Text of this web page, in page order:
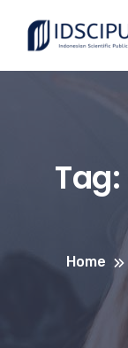
Tag:
Home